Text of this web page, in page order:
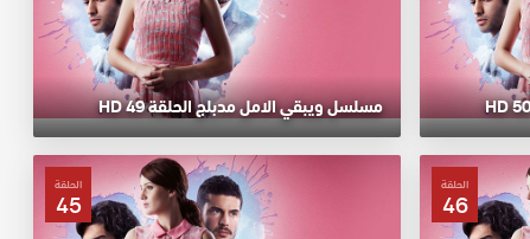
مسلسل ويبقي الامل مدبلج الحلقة 49 HD
الحلقة
46
الحلقة
45